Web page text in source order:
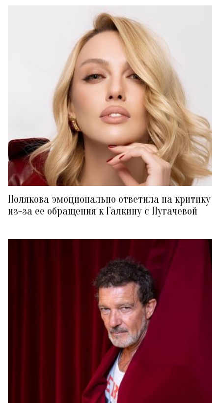
Полякова эмоционально ответила на критику
из-за ее обращения к Галкину с Пугачевой